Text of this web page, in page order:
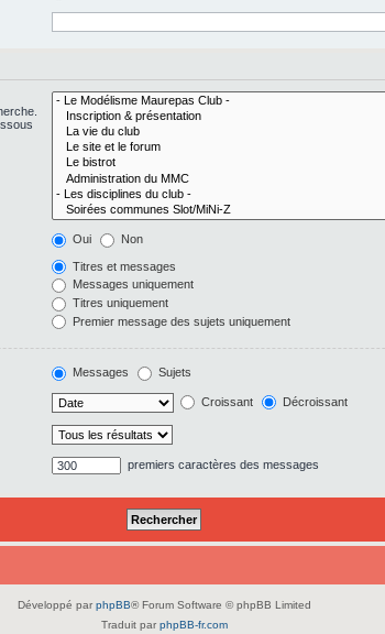
Oui Non
Titres et messages
Messages uniquement
Titres uniquement
Premier message des sujets uniquement
Messages Sujets
Croissant Décroissant
premiers caractères des messages
Développé par phpBB® Forum Software © phpBB Limited
Traduit par phpBB-fr.com